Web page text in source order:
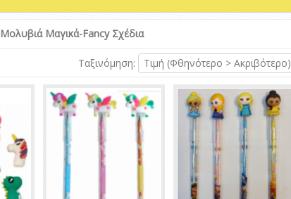
Μολυβιά Μαγικά-Fancy Σχέδια
Ταξινόμηση: Τιμή (Φθηνότερο > Ακριβότερο)